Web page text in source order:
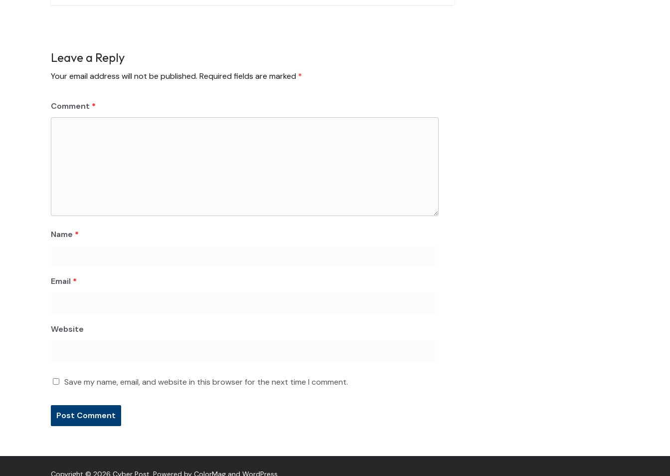
Leave a Reply
Your email address will not be published. Required fields are marked *
Comment *
Name *
Email *
Website
Save my name, email, and website in this browser for the next time I comment.
Copyright © 2026 Cyber Post . Powered by ColorMag and WordPress